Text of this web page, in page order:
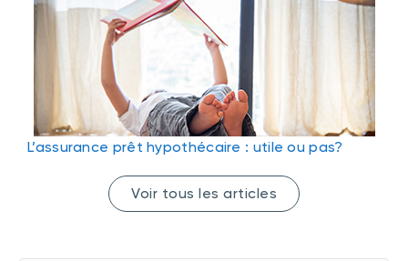
L’assurance prêt hypothécaire : utile ou pas?
Voir tous les articles